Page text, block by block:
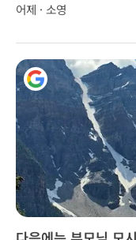
어제 · 소영